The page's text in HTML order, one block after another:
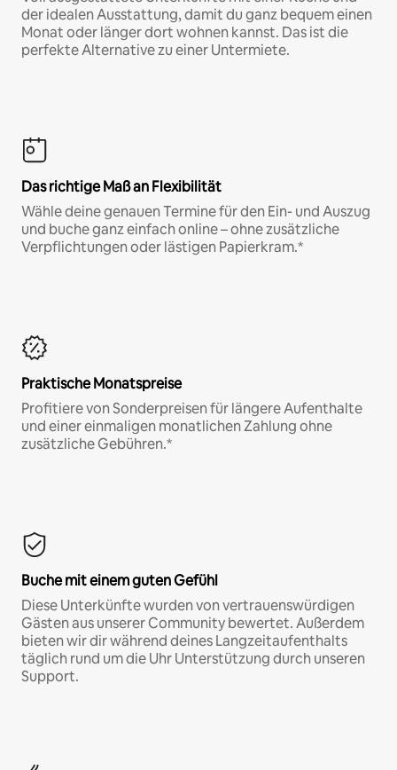
der idealen Ausstattung, damit du ganz bequem einen
Monat oder länger dort wohnen kannst. Das ist die
perfekte Alternative zu einer Untermiete.
Das richtige Maß an Flexibilität
Wähle deine genauen Termine für den Ein- und Auszug
und buche ganz einfach online – ohne zusätzliche
Verpflichtungen oder lästigen Papierkram.*
Praktische Monatspreise
Profitiere von Sonderpreisen für längere Aufenthalte
und einer einmaligen monatlichen Zahlung ohne
zusätzliche Gebühren.*
Buche mit einem guten Gefühl
Diese Unterkünfte wurden von vertrauenswürdigen
Gästen aus unserer Community bewertet. Außerdem
bieten wir dir während deines Langzeitaufenthalts
täglich rund um die Uhr Unterstützung durch unseren
Support.